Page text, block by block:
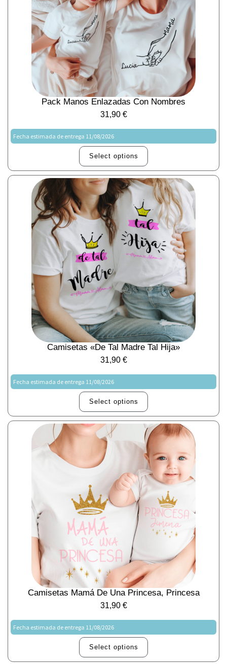
Pack Manos Enlazadas Con Nombres
31,90 €
Fecha estimada de entrega 11/08/2026
Select options
Camisetas «De Tal Madre Tal Hija»
31,90 €
Fecha estimada de entrega 11/08/2026
Select options
Camisetas Mamá De Una Princesa, Princesa
31,90 €
Fecha estimada de entrega 11/08/2026
Select options